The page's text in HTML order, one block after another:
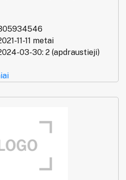
11-11 metai
03-30: 2 (apdraustieji)